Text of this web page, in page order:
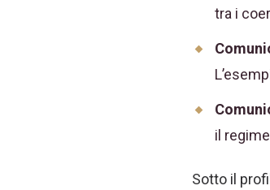
tra i
il
Sotto il